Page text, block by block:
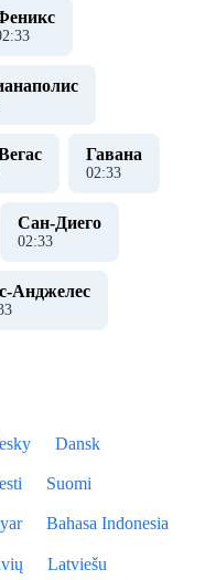
:33
Гавана
02:33
Сан-Диего
02:33
Анджелес
Dansk
Suomi
Bahasa Indonesia
Latviešu